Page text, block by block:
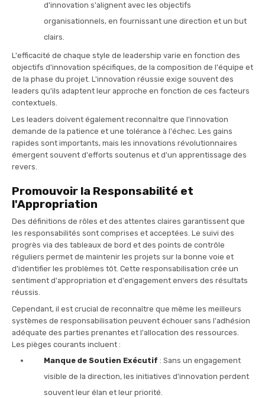
d'innovation s'alignent avec les objectifs
organisationnels, en fournissant une direction et un but
clairs.
L'efficacité de chaque style de leadership varie en fonction des
objectifs d'innovation spécifiques, de la composition de l'équipe et
de la phase du projet. L'innovation réussie exige souvent des
leaders qu'ils adaptent leur approche en fonction de ces facteurs
contextuels.
Les leaders doivent également reconnaître que l'innovation
demande de la patience et une tolérance à l'échec. Les gains
rapides sont importants, mais les innovations révolutionnaires
émergent souvent d'efforts soutenus et d'un apprentissage des
revers.
Promouvoir la Responsabilité et
l'Appropriation
Des définitions de rôles et des attentes claires garantissent que
les responsabilités sont comprises et acceptées. Le suivi des
progrès via des tableaux de bord et des points de contrôle
réguliers permet de maintenir les projets sur la bonne voie et
d'identifier les problèmes tôt. Cette responsabilisation crée un
sentiment d'appropriation et d'engagement envers des résultats
réussis.
Cependant, il est crucial de reconnaître que même les meilleurs
systèmes de responsabilisation peuvent échouer sans l'adhésion
adéquate des parties prenantes et l'allocation des ressources.
Les pièges courants incluent :
Manque de Soutien Exécutif : Sans un engagement
visible de la direction, les initiatives d'innovation perdent
souvent leur élan et leur priorité.